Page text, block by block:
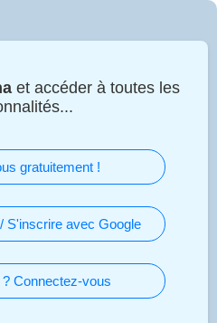
et accéder à toutes les
gratuitement !
S'inscrire avec Google
Connectez-vous